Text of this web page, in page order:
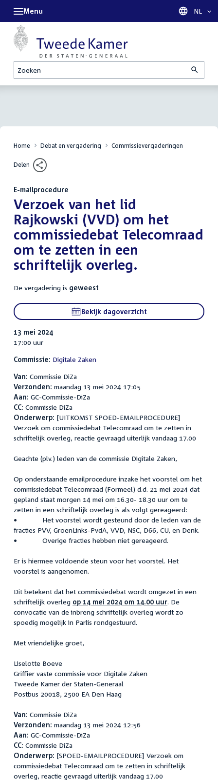
Zoeken
Menu Taal
NL
Home Debat en vergadering Commissievergaderingen
Delen
E-mailprocedure
:Verzoek van het lid
Rajkowski (VVD) om het
commissiedebat Telecomraad
om te zetten in een
schriftelijk overleg.
De vergadering is geweest
Bekijk dagoverzicht
13 mei 2024
17:00 uur
Commissie: Digitale Zaken
Van: Commissie DiZa
Verzonden: maandag 13 mei 2024 17:05
Aan: GC-Commissie-DiZa
CC: Commissie DiZa
Onderwerp: [UITKOMST SPOED-EMAILPROCEDURE]
Verzoek om commissiedebat Telecomraad om te zetten in
schriftelijk overleg, reactie gevraagd uiterlijk vandaag 17.00
Geachte (plv.) leden van de commissie Digitale Zaken,
Op onderstaande emailprocedure inzake het voorstel om het
commissiedebat Telecomraad (Formeel) d.d. 21 mei 2024 dat
gepland staat morgen 14 mei om 16.30- 18.30 uur om te
zetten in een schriftelijk overleg is als volgt gereageerd:
• Het voorstel wordt gesteund door de leden van de
fracties PVV, GroenLinks-PvdA, VVD, NSC, D66, CU, en Denk.
• Overige fracties hebben niet gereageerd.
Er is hiermee voldoende steun voor het voorstel. Het
voorstel is aangenomen.
Dit betekent dat het commissiedebat wordt omgezet in een
schriftelijk overleg op 14 mei 2024 om 14.00 uur. De
convocatie van de inbreng schriftelijk overleg wordt zo
spoedig mogelijk in Parlis rondgestuurd.
Met vriendelijke groet,
Liselotte Boeve
Griffier vaste commissie voor Digitale Zaken
Tweede Kamer der Staten-Generaal
Postbus 20018, 2500 EA Den Haag
Van: Commissie DiZa
Verzonden: maandag 13 mei 2024 12:56
Aan: GC-Commissie-DiZa
CC: Commissie DiZa
Onderwerp: [SPOED-EMAILPROCEDURE] Verzoek om
commissiedebat Telecomraad om te zetten in schriftelijk
overleg, reactie gevraagd uiterlijk vandaag 17.00